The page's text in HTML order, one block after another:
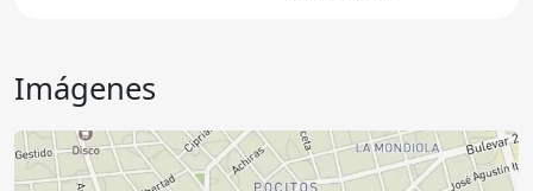
Imágenes